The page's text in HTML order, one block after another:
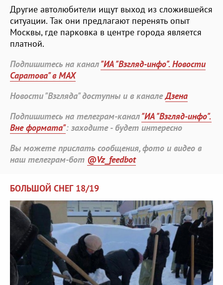
Другие автолюбители ищут выход из сложившейся
ситуации. Так они предлагают перенять опыт
Москвы, где парковка в центре города является
платной.
Подпишитесь на канал"ИА "Взгляд-инфо". Новости
Саратова" в MAX
Новости "Взгляда" доступны и в каналеДзена
Подпишитесь на телеграм-канал"ИА "Взгляд-инфо".
Вне формата": заходите - будет интересно
Вы можете прислать сообщения, фото и видео в
наш телеграм-бот @Vz_feedbot
БОЛЬШОЙ СНЕГ 18/19